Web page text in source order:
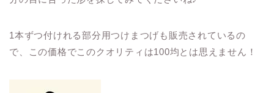
1本ずつ付けれる部分用つけまつげも販売されているの
で、この価格でこのクオリティは100均とは思えません！